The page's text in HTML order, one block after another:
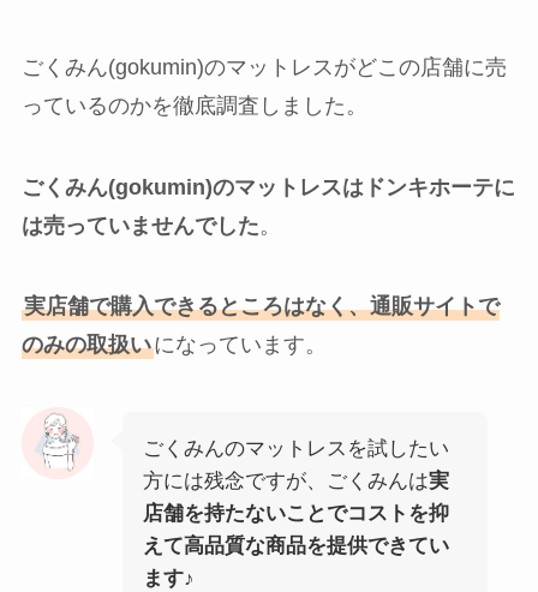
ごくみん(gokumin)のマットレスがどこの店舗に売
っているのかを徹底調査しました。
ごくみん(gokumin)のマットレスはドンキホーテに
は売っていませんでした。
実店舗で購入できるところはなく、通販サイトで
のみの取扱いになっています。
ごくみんのマットレスを試したい
方には残念ですが、ごくみんは実
店舗を持たないことでコストを抑
えて高品質な商品を提供できてい
ます♪